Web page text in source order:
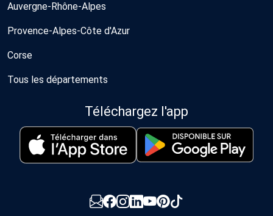
Auvergne-Rhône-Alpes
Provence-Alpes-Côte d'Azur
Corse
Tous les départements
Téléchargez l'app